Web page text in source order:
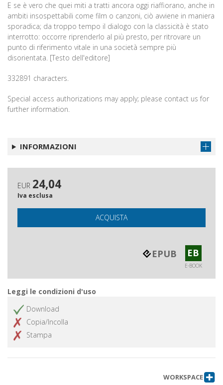
E se è vero che quei miti a tratti ancora oggi riaffiorano, anche in
ambiti insospettabili come film o canzoni, ciò avviene in maniera
sporadica; da troppo tempo il dialogo con la classicità è stato
interrotto: occorre riprenderlo al più presto, per ritrovare un
punto di riferimento vitale in una società sempre più
disorientata. [Testo dell'editore]
332891 characters.
Special access authorizations may apply; please contact us for
further information.
INFORMAZIONI
EUR 24,04
Iva esclusa
ACQUISTA
EPUB EB
E-BOOK
Leggi le condizioni d'uso
Download
Copia/Incolla
Stampa
WORKSPACE